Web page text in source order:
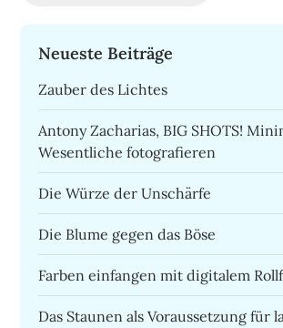
Neueste Beiträge
Zauber des Lichtes
Antony Zacharias, BIG SHOTS!
Wesentliche fotografieren
Die Würze der Unschärfe
Die Blume gegen das Böse
Farben einfangen mit digitalem
Das Staunen als Voraussetzung für